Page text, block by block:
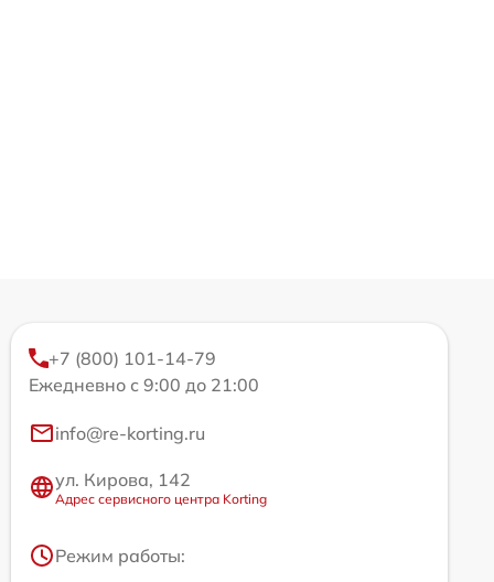
+7 (800) 101-14-79
Ежедневно с 9:00 до 21:00
info@re-korting.ru
ул. Кирова, 142
Адрес сервисного центра Korting
Режим работы: